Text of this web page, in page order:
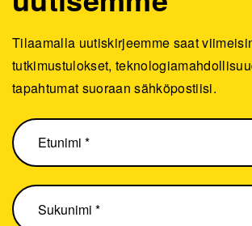
Tilaamalla uutiskirjeemme saat
tutkimustulokset,
tapahtumat suoraan sähköpostiisi.